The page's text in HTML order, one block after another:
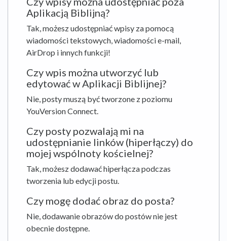
Aplikacją Biblijną?
Tak, możesz udostępniać wpisy za pomocą
wiadomości tekstowych, wiadomości e-mail,
AirDrop i innych funkcji!
Czy wpis można utworzyć lub
edytować w Aplikacji Biblijnej?
Nie, posty muszą być tworzone z poziomu
YouVersion Connect.
Czy posty pozwalają mi na
udostępnianie linków (hiperłączy) do
mojej wspólnoty kościelnej?
Tak, możesz dodawać hiperłącza podczas
tworzenia lub edycji postu.
Czy mogę dodać obraz do posta?
Nie, dodawanie obrazów do postów nie jest
obecnie dostępne.